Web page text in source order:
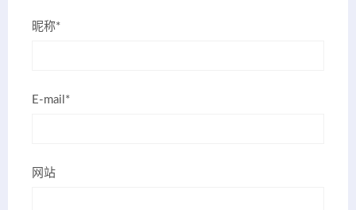
昵称*
E-mail*
网站